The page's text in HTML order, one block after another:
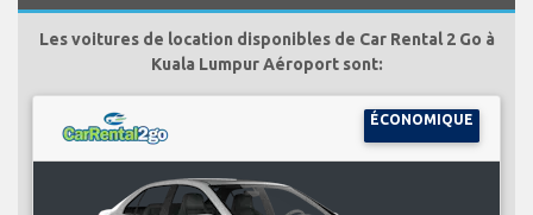
Les voitures de location disponibles de Car Rental 2 Go à
Kuala Lumpur Aéroport sont:
ÉCONOMIQUE